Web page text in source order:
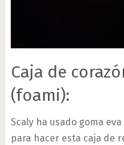
Caja de
(foami):
Scaly ha usado goma
para hacer esta caja de